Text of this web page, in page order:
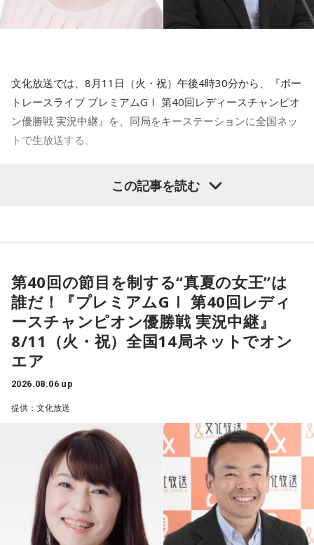
11月13日（金）@東京 東京国際フォーラム ホールC
＜かつしかトリオ プロフィール＞
2021年、初期CASIOPEAに在籍した櫻井哲夫（Ba）、神保 彰
（Dr）、向谷 実（Key）によって結成。2022年に配信された
のホールツアーは各地で大きな熱狂をもって迎えられた。
アバレンボー』をリリース。それに伴うホールツアーは前回
を大きく上回る動員を記録した。
そして2025年秋には巨匠ドン・マレーをエンジニアに迎えた
LAレコーディングによる3rdアルバム『“Organic” feat. LA
Strings』をリリース。続いておこなわれたツアーも大盛況の
うちに幕を閉じた。続く2026年は台北、ソウルで初の海外公
演を開催。大熱狂の観客はワールドワイドの人気を裏付ける
ものとなった。
ーセゾン / 猫は液体 / NELKE / ผ้าอ้อม99999 / PURPLE
BUBBLE / Hi-Fi Un!corn / pachae / 春風レコード / Pixie
/ Furui Riho / blend house / Broken my toybox / ポップし
なないで / ホピーハイボ / WHITE ASH / 奔走狂走局 / 前髪ぱ
っつん少年 / みーぽん。 / 紫 今 / Meg Bonus / Messy last
girl / メとメ / もさを。 / MON7A / やさしいみらい / 夜叉子 /
と）SAMPO / Lavt / らくだのこぶX / らそんぶる / Lanaruta /
and more!! ※50音順
●会場：ANIMA / AtlantiQs / BEYOND / BIGCAT / BRONZE /
CLAPPER / club JOULE / club vijon / CONPASS / DROP / FANJ
twice / FootRock&BEERS / hillsパン工場 / JANUS / OSAKA
MUSE / OSAKA RUIDO / Pangea / soma / SUNHALL /
VARON / なんばHatch（10日のみ）
3DAYS PASS（全会場共通3日間通し券） ￥12,000
SATURDAY/SUNDAY/MONDAY PASS（全会場共通・各日1日
券） ￥5,000
【注意事項】
※1ドリンク700円（税込） 別途必要 。
※ドリンク代はPASS交換時にお支払いいただきます。
ら、2025年育成ドラフト4位で西武に入団。神奈川県屈指の
進学校・川和高校から大学を経ずにプロ入りするのは異例
「最初は迂闊に、どんどん詰められて『何を！』という
では、と。言う必要はまったくなかった。わざわざ中国を構
えさせる必要があるのか、と。中国を敵国扱いすることで日
本が失うものは非常に大きい」
明確な対立軸があるなら別だけど、中国は日本にとって最大
の貿易相手国で、いまは違うけど最大のインバウンドの流入
国だし、投資国で。本来、隣国同士が角突き合わせるなんて
愚かなことはあり得ない。そうなることを承知したうえで言
ったんですか、と。それはなんのために、ということにな
る」
青木「対中感情が悪い、というのは恐らく、日本国民の多く
がそう感じているところもある。メディアが煽ったり政治が
煽ったりもしてきたけど。あれはある種のポピュリズム的な
発言に近かった、という面も持つ、ということでしょうか」
金子勝 「ポピュリズムの面もあるけれど。もう少し言うと、
すべてを考慮したうえで、すべてをとることはできない。バ
ランスをとると言っても、あれもこれも、というのは無理な
文化放送では、8月11日（火・祝）午後4時30分から、『ボー
トレースライブ プレミアムGⅠ 第40回レディースチャンピオ
ン優勝戦 実況中継』を、同局をキーステーションに全国ネッ
トで生放送する。
女子レーサーの頂点を決するプレミアムGⅠ競走「レディース
チャンピオン」。今年で40回目を迎えるこのレースは、山口
サーたち。優勝賞金1,300万円と、「真夏の女王」の称号を懸
け、白熱のレースを繰り広げる。
舞台となる「ボートレース徳山」は、笠戸湾の奥に位置する
海水面。周辺が山や島に囲まれているため強風が遮られ、年
間を通して穏やかな風が吹く「インコース有利」な水面とし
て知られている。
一方で、干満の差が激しいという特徴もあり、満潮に向かう
時間帯にはさばき勝負になることも。波乱の展開となれば、
全国トップクラスの広さを誇る水面で、潮位によってスター
ト時の景色が変わるため、各レーサーの動向にも注目が集ま
当番組は、現地・ボートレース徳山から生中継。地元・山口
この記事を読む
第40回の節目を制する“真夏の女王”は
誰だ！『プレミアムGⅠ 第40回レディ
ースチャンピオン優勝戦 実況中継』
8/11（火・祝）全国14局ネットでオン
エア
2026.08.06 up
提供：文化放送